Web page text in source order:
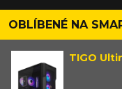
OBLÍBENÉ NA
TIGO